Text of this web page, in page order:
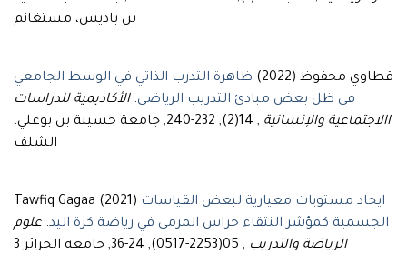
بن باديس، مستغانم
قطاوي محفوظ (2022)
ظاهرة التدرب الذاتي في الوسط الجامعي
في ظل بعض مبادئ التدريب الرياضي.الأكاديمية للدراسات
االاجتماعية والإنسانية
, 14(2), 232-240, جامعة حسيبة بن بوعلي،
الشلف
Tawfiq Gagaa (2021) ايجاد مستويات معيارية لبعض القياسات
الجسمية كمؤشر النتقاء حراس المرمى في رياضة كرة اليد. علوم
الرياضة والتدريب , 05(2253-0517), 24-36, جامعة الجزائر 3